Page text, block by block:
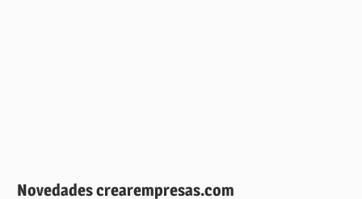
Novedades crearempresas.com